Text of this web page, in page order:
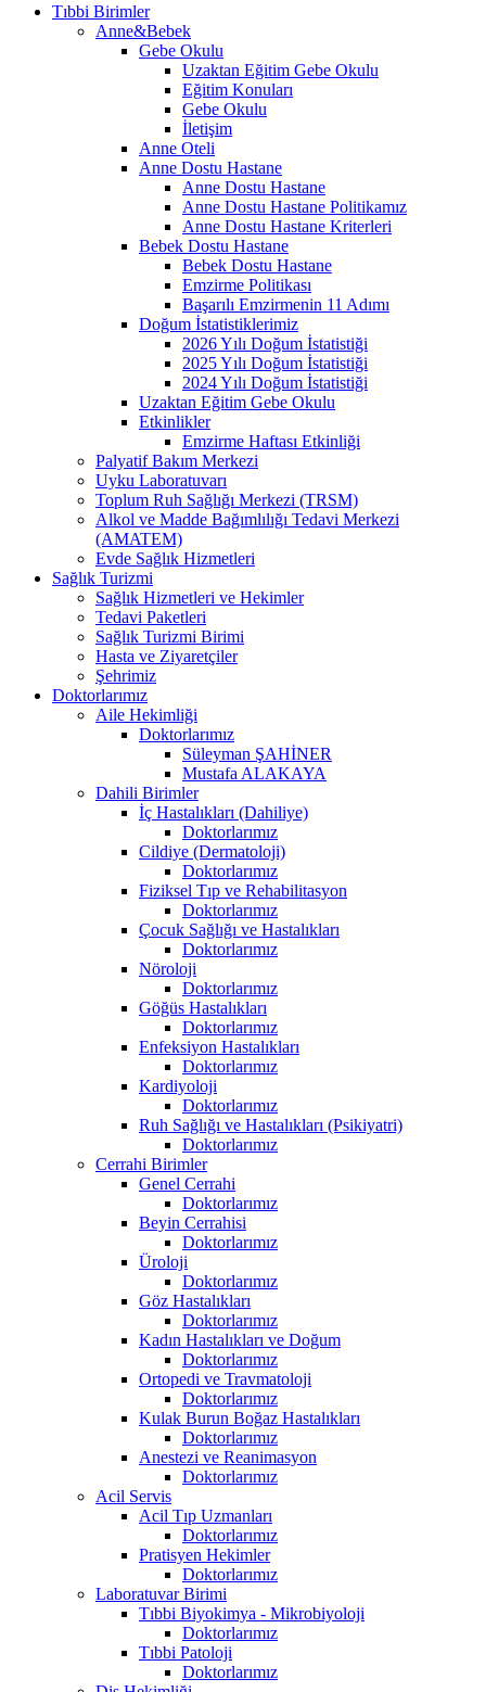
Tıbbi Birimler
Anne&Bebek
Gebe Okulu
Uzaktan Eğitim Gebe Okulu
Eğitim Konuları
Gebe Okulu
İletişim
Anne Oteli
Anne Dostu Hastane
Anne Dostu Hastane
Anne Dostu Hastane Politikamız
Anne Dostu Hastane Kriterleri
Bebek Dostu Hastane
Bebek Dostu Hastane
Emzirme Politikası
Başarılı Emzirmenin 11 Adımı
Doğum İstatistiklerimiz
2026 Yılı Doğum İstatistiği
2025 Yılı Doğum İstatistiği
2024 Yılı Doğum İstatistiği
Uzaktan Eğitim Gebe Okulu
Etkinlikler
Emzirme Haftası Etkinliği
Palyatif Bakım Merkezi
Uyku Laboratuvarı
Toplum Ruh Sağlığı Merkezi (TRSM)
Alkol ve Madde Bağımlılığı Tedavi Merkezi
(AMATEM)
Evde Sağlık Hizmetleri
Sağlık Turizmi
Sağlık Hizmetleri ve Hekimler
Tedavi Paketleri
Sağlık Turizmi Birimi
Hasta ve Ziyaretçiler
Şehrimiz
Doktorlarımız
Aile Hekimliği
Doktorlarımız
Süleyman ŞAHİNER
Mustafa ALAKAYA
Dahili Birimler
İç Hastalıkları (Dahiliye)
Doktorlarımız
Cildiye (Dermatoloji)
Doktorlarımız
Fiziksel Tıp ve Rehabilitasyon
Doktorlarımız
Çocuk Sağlığı ve Hastalıkları
Doktorlarımız
Nöroloji
Doktorlarımız
Göğüs Hastalıkları
Doktorlarımız
Enfeksiyon Hastalıkları
Doktorlarımız
Kardiyoloji
Doktorlarımız
Ruh Sağlığı ve Hastalıkları (Psikiyatri)
Doktorlarımız
Cerrahi Birimler
Genel Cerrahi
Doktorlarımız
Beyin Cerrahisi
Doktorlarımız
Üroloji
Doktorlarımız
Göz Hastalıkları
Doktorlarımız
Kadın Hastalıkları ve Doğum
Doktorlarımız
Ortopedi ve Travmatoloji
Doktorlarımız
Kulak Burun Boğaz Hastalıkları
Doktorlarımız
Anestezi ve Reanimasyon
Doktorlarımız
Acil Servis
Acil Tıp Uzmanları
Doktorlarımız
Pratisyen Hekimler
Doktorlarımız
Laboratuvar Birimi
Tıbbi Biyokimya - Mikrobiyoloji
Doktorlarımız
Tıbbi Patoloji
Doktorlarımız